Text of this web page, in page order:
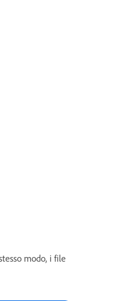
modo, i file